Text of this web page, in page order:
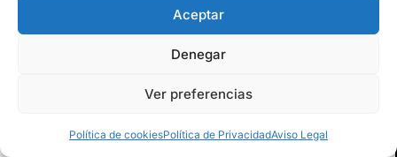
Aceptar
Denegar
Ver preferencias
Política de cookiesPolítica de PrivacidadAviso Legal